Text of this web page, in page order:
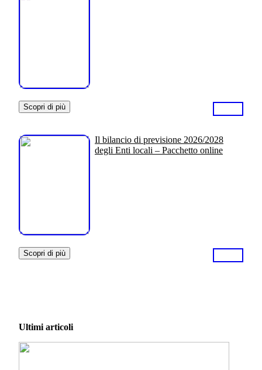
Scopri di più
Il bilancio di previsione 2026/2028
degli Enti locali – Pacchetto online
Scopri di più
Ultimi articoli